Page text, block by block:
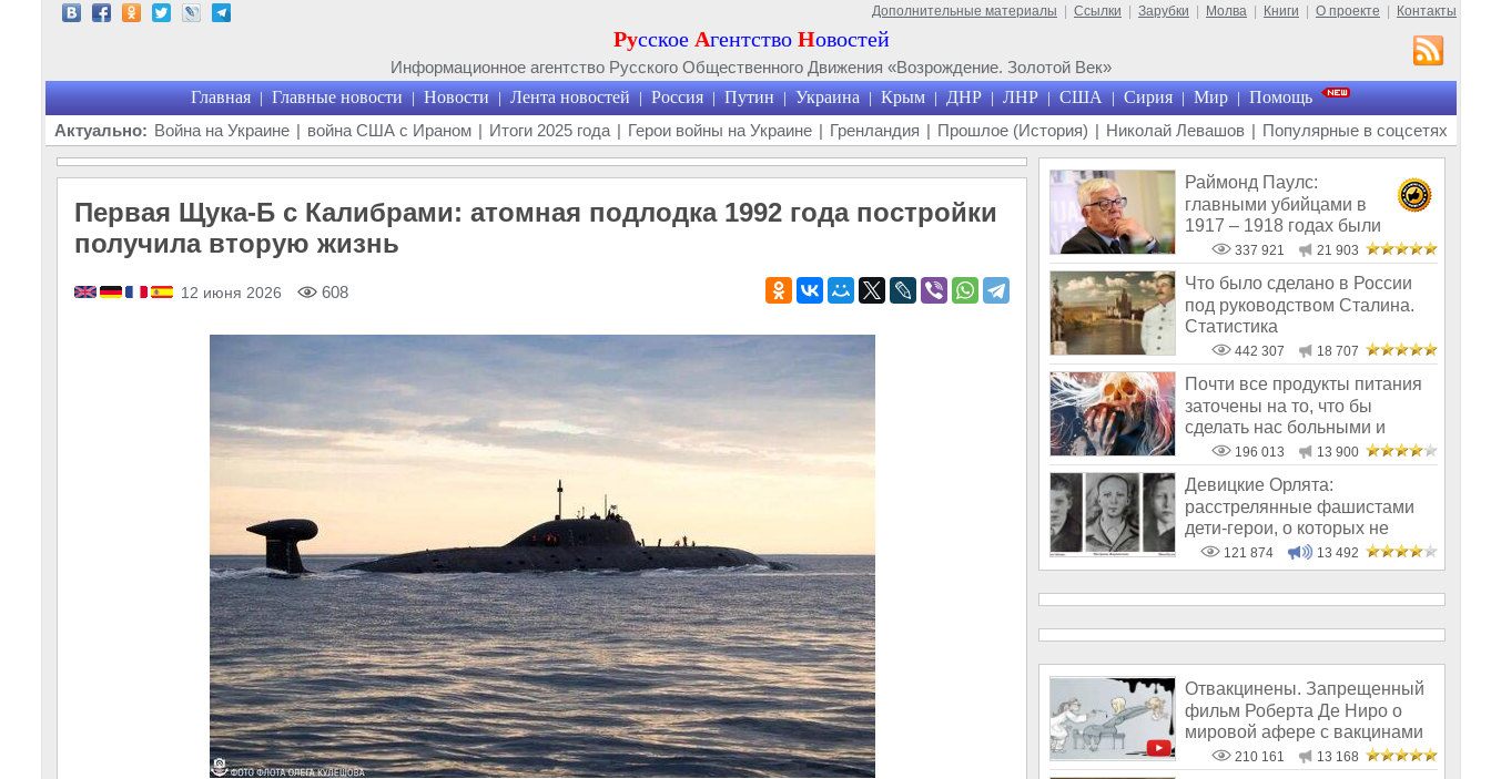
Дополнительные материалы Ссылки Зарубки Молва Книги О проекте Контакты
Русское Агентство Новостей
Информационное агентство Русского Общественного Движения «Возрождение. Золотой Век»
Главная | Главные новости | Новости | Лента новостей | Россия | Путин | Украина | Крым | ДНР | ЛНР | США | Сирия | Мир | Помощь
Актуально: Война на Украине | война США с Ираном | Итоги 2025 года | Герои войны на Украине | Гренландия | Прошлое (История) | Николай Левашов | Популярные в соцсетях
Первая Щука-Б с Калибрами: атомная подлодка 1992 года постройки
получила вторую жизнь
12 июня 2026 608
Раймонд Паулс:
главными убийцами в
1917 – 1918 годах были
латыши и евреи, а не русс
337 921 21 903
Что было сделано в России
под руководством Сталина.
Статистика
442 307 18 707
Почти все продукты питания
заточены на то, что бы
сделать нас больными и
бесплодным
196 013 13 900
Девицкие Орлята:
расстрелянные фашистами
дети-герои, о которых не
рассказывают в шк
121 874 13 492
Отвакцинены. Запрещенный
фильм Роберта Де Ниро о
мировой афере с вакцинами
210 161 13 168